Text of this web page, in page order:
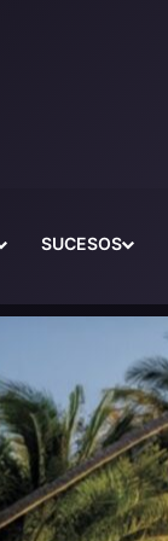
SUCESOS